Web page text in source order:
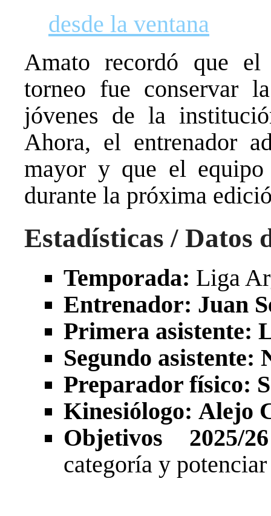
desde la ventana
Amato recordó que
torneo fue conservar
jóvenes de la
Ahora, el entrenador
mayor y que el equipo
durante la próxima
Estadísticas / Datos
Temporada: Liga
Entrenador: Juan
Primera asistente:
Segundo asistente:
Preparador físico:
Kinesiólogo: Alejo
Objetivos 2025/
categoría y